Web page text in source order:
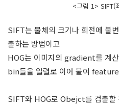
<그림 1> SIFT(
SIFT는 물체의 크기나 회전에 불
출하는 방법이고
HOG는 이미지의 gradient를 계
bin들을 일렬로 이어 붙여
SIFT와 HOG로 Obejct를 검출